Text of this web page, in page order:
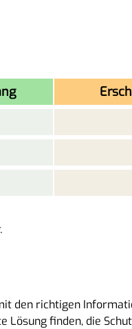
den richtigen
finden, die